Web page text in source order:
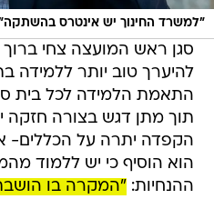
"למשרד החינוך יש אינטרס
סגן ראש המועצה צחי ברוך
להיערך טוב יותר ללמידה
התאמת הלמידה לכל בית
תוך מתן דגש בצורה
הקפדה יתרה על הכללים-
הוא הוסיף כי יש ללמוד
ההנחיות: "המקרה בו